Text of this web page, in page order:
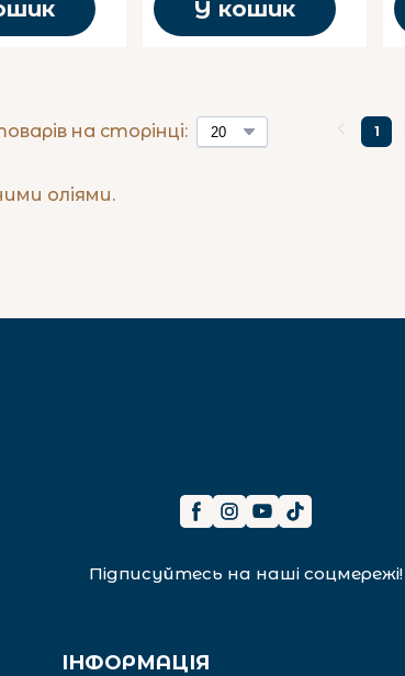
У кошик
на сторінці: 1
оліями.
Підписуйтесь на наші соцмережі!
ІНФОРМАЦІЯ